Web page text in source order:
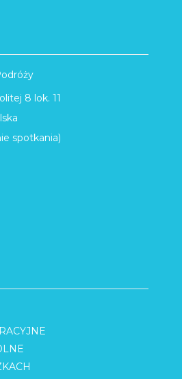
8 lok. 11
spotkania)